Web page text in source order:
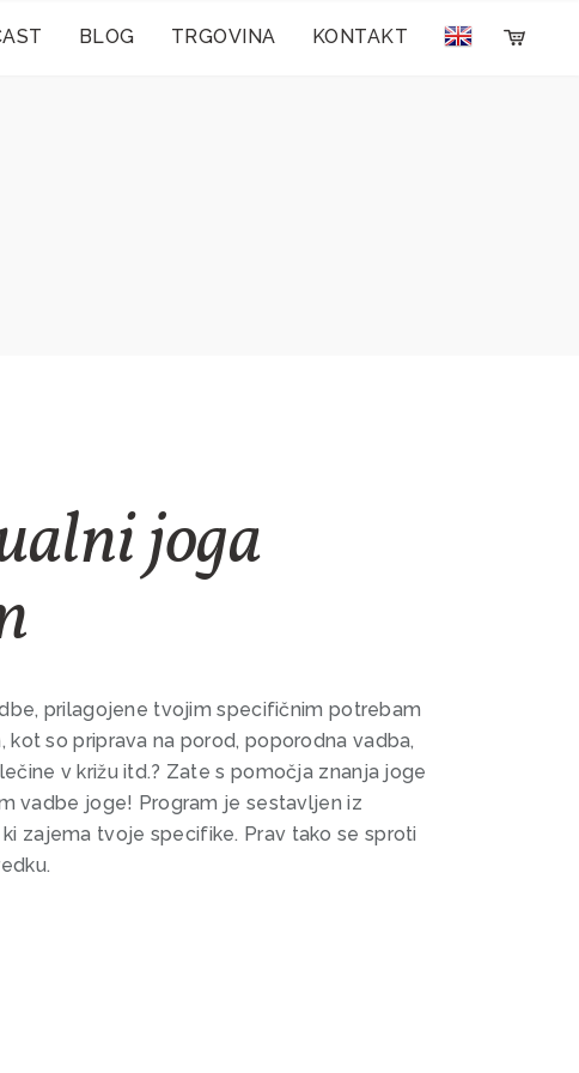
BLOG TRGOVINA KONTAKT
joga
prilagojene tvojim specifičnim potrebam
kot so priprava na porod, poporodna vadba,
v križu itd.? Zate s pomočja znanja joge
vadbe joge! Program je sestavljen iz
zajema tvoje specifike. Prav tako se sproti